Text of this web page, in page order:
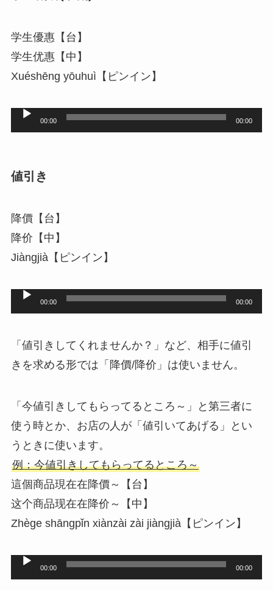
学生優惠【台】
学生优惠【中】
Xuéshēng yōuhuì【ピンイン】
声
レ
ヤ
ー
00:00 00:00
値引き
降價【台】
降价【中】
Jiàngjià【ピンイン】
プ
00:00 00:00
「値引きしてくれませんか？」など、相手に値引
きを求める形では「降價/降价」は使いません。
「今値引きしてもらってるところ～」と第三者に
使う時とか、お店の人が「値引いてあげる」とい
うときに使います。
例：今値引きしてもらってるところ～
這個商品現在在降價～【台】
这个商品现在在降价～【中】
Zhège shāngpǐn xiànzài zài jiàngjià【ピンイン】
声
00:00 00:00